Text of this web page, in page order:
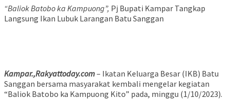
“Baliok Batobo ka Kampuong”, Pj Bupati Kampar Tangkap
Langsung Ikan Lubuk Larangan Batu Sanggan
Kampar.,Rakyattoday.com– Ikatan Keluarga Besar (IKB) Batu
Sanggan bersama masyarakat kembali mengelar kegiatan
“Baliok Batobo ka Kampuong Kito” pada, minggu (1/10/2023).